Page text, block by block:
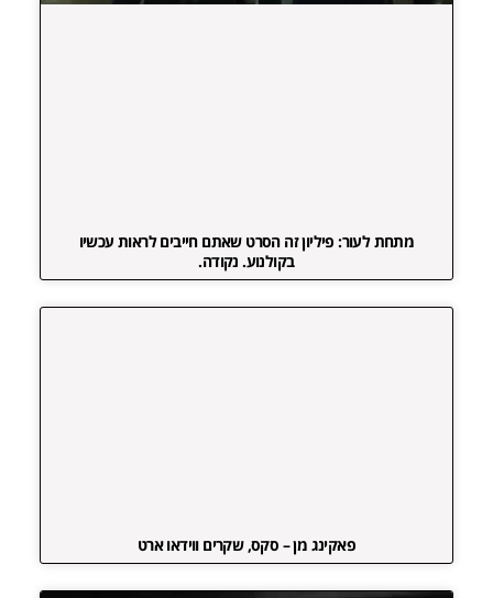
מתחת לעור: פיליון זה הסרט שאתם חייבים לראות עכשיו
בקולנוע. נקודה.
פאקינג מן – סקס, שקרים ווידאו ארט